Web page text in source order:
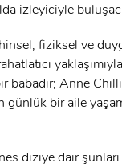
izleyiciyle
fiziksel ve
babadır; Anne
bir aile
diziye dair şunları